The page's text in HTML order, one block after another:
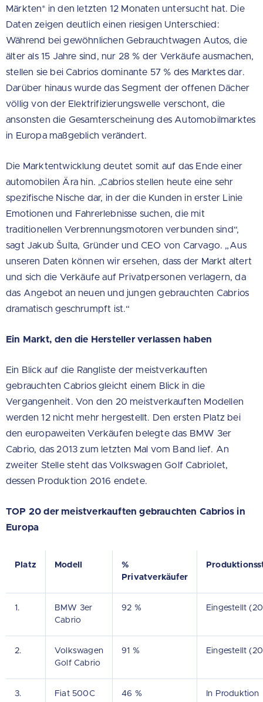
Märkten* in den letzten 12 Monaten untersucht hat. Die
Daten zeigen deutlich einen riesigen Unterschied:
Während bei gewöhnlichen Gebrauchtwagen Autos, die
älter als 15 Jahre sind, nur 28 % der Verkäufe ausmachen,
stellen sie bei Cabrios dominante 57 % des Marktes dar.
Darüber hinaus wurde das Segment der offenen Dächer
völlig von der Elektrifizierungswelle verschont, die
ansonsten die Gesamterscheinung des Automobilmarktes
in Europa maßgeblich verändert.
Die Marktentwicklung deutet somit auf das Ende einer
automobilen Ära hin. „Cabrios stellen heute eine sehr
spezifische Nische dar, in der die Kunden in erster Linie
Emotionen und Fahrerlebnisse suchen, die mit
traditionellen Verbrennungsmotoren verbunden sind“,
sagt Jakub Šulta, Gründer und CEO von Carvago. „Aus
unseren Daten können wir ersehen, dass der Markt altert
und sich die Verkäufe auf Privatpersonen verlagern, da
das Angebot an neuen und jungen gebrauchten Cabrios
dramatisch geschrumpft ist.“
Ein Markt, den die Hersteller verlassen haben
Ein Blick auf die Rangliste der meistverkauften
gebrauchten Cabrios gleicht einem Blick in die
Vergangenheit. Von den 20 meistverkauften Modellen
werden 12 nicht mehr hergestellt. Den ersten Platz bei
den europaweiten Verkäufen belegte das BMW 3er
Cabrio, das 2013 zum letzten Mal vom Band lief. An
zweiter Stelle steht das Volkswagen Golf Cabriolet,
dessen Produktion 2016 endete.
TOP 20 der meistverkauften gebrauchten Cabrios in
Europa
Platz Modell
%
Privatverkäufer
1.
BMW 3er
Cabrio
92 % Eingestellt
2.
Volkswagen
Golf Cabrio
91 % Eingestellt
3. Fiat 500C 46 % In Produktion